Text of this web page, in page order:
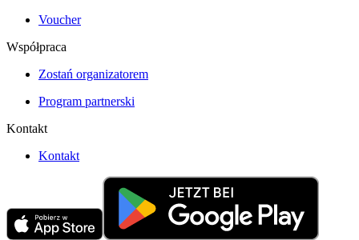
Voucher
Współpraca
Zostań organizatorem
Program partnerski
Kontakt
Kontakt